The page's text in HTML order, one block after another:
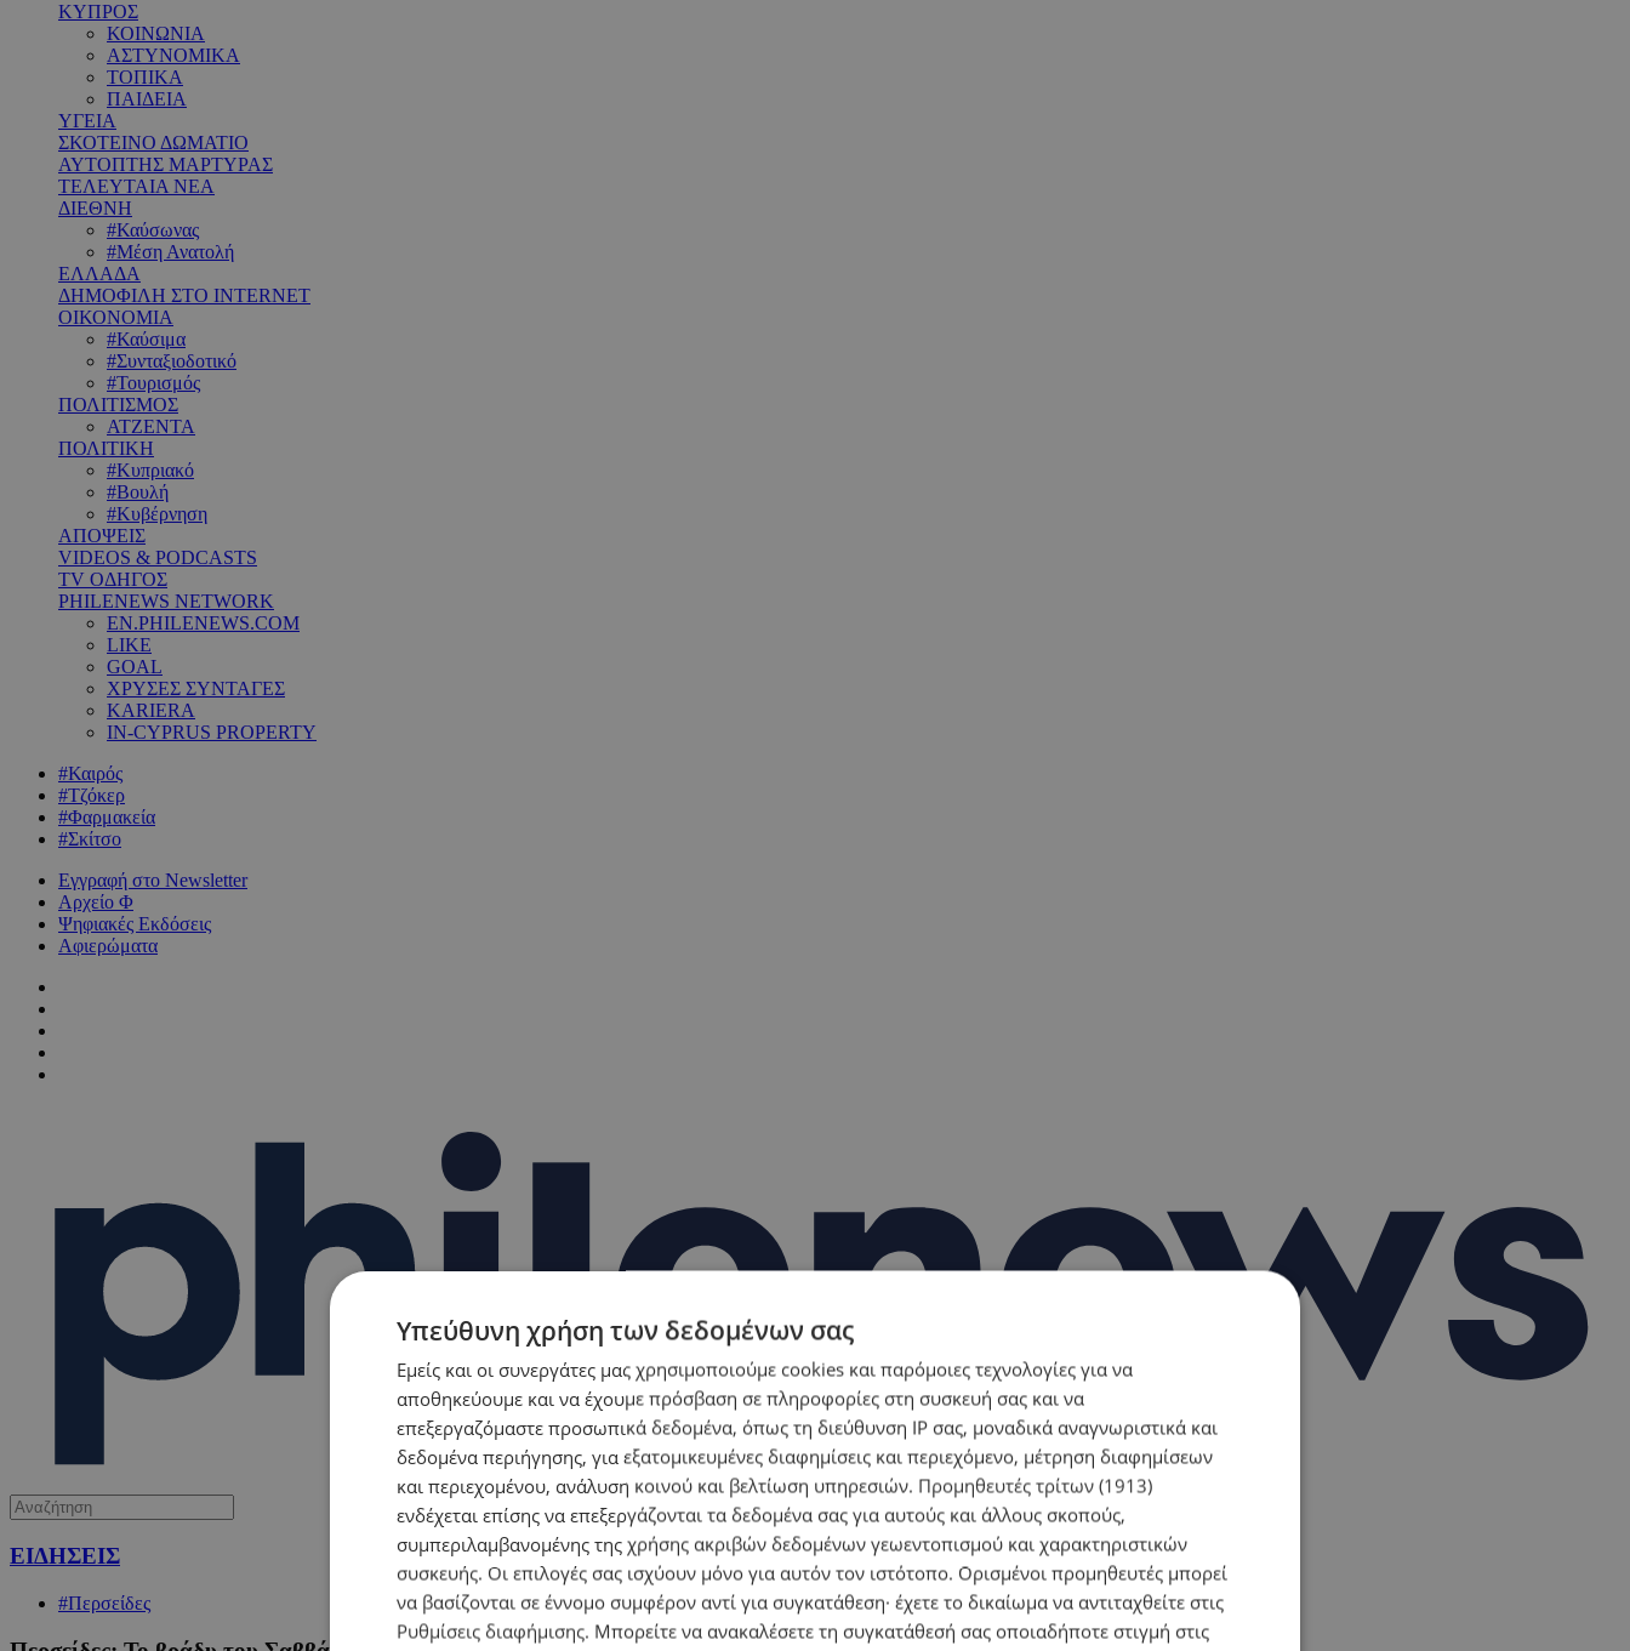
ΚΥΠΡΟΣ
ΚΟΙΝΩΝΙΑ
ΑΣΤΥΝΟΜΙΚΑ
ΤΟΠΙΚΑ
ΠΑΙΔΕΙΑ
ΥΓΕΙΑ
ΣΚΟΤΕΙΝΟ ΔΩΜΑΤΙΟ
ΑΥΤΟΠΤΗΣ ΜΑΡΤΥΡΑΣ
ΤΕΛΕΥΤΑΙΑ ΝΕΑ
ΔΙΕΘΝΗ
#Καύσωνας
#Μέση Ανατολή
ΕΛΛΑΔΑ
ΔΗΜΟΦΙΛΗ ΣΤΟ INTERNET
ΟΙΚΟΝΟΜΙΑ
#Καύσιμα
#Συνταξιοδοτικό
#Τουρισμός
ΠΟΛΙΤΙΣΜΟΣ
ΑΤΖΕΝΤΑ
ΠΟΛΙΤΙΚΗ
#Κυπριακό
#Βουλή
#Κυβέρνηση
ΑΠΟΨΕΙΣ
VIDEOS & PODCASTS
TV ΟΔΗΓΟΣ
PHILENEWS NETWORK
EN.PHILENEWS.COM
LIKE
GOAL
ΧΡΥΣΕΣ ΣΥΝΤΑΓΕΣ
KARIERA
IN-CYPRUS PROPERTY
#Καιρός
#Τζόκερ
#Φαρμακεία
#Σκίτσο
Εγγραφή στο Newsletter
Αρχείο Φ
Ψηφιακές Εκδόσεις
Αφιερώματα
ΕΙΔΗΣΕΙΣ
#Περσείδες
Υπεύθυνη χρήση των δεδομένων σας
Εμείς και οι συνεργάτες μας χρησιμοποιούμε cookies και παρόμοιες τεχνολογίες για να
αποθηκεύουμε και να έχουμε πρόσβαση σε πληροφορίες στη συσκευή σας και να
επεξεργαζόμαστε προσωπικά δεδομένα, όπως τη διεύθυνση IP σας, μοναδικά αναγνωριστικά και
δεδομένα περιήγησης, για εξατομικευμένες διαφημίσεις και περιεχόμενο, μέτρηση διαφημίσεων
και περιεχομένου, ανάλυση κοινού και βελτίωση υπηρεσιών. Προμηθευτές τρίτων (1913)
ενδέχεται επίσης να επεξεργάζονται τα δεδομένα σας για αυτούς και άλλους σκοπούς,
συμπεριλαμβανομένης της χρήσης ακριβών δεδομένων γεωεντοπισμού και χαρακτηριστικών
συσκευής. Οι επιλογές σας ισχύουν μόνο για αυτόν τον ιστότοπο. Ορισμένοι προμηθευτές μπορεί
να βασίζονται σε έννομο συμφέρον αντί για συγκατάθεση· έχετε το δικαίωμα να αντιταχθείτε στις
Ρυθμίσεις διαφήμισης. Μπορείτε να ανακαλέσετε τη συγκατάθεσή σας οποιαδήποτε στιγμή στις